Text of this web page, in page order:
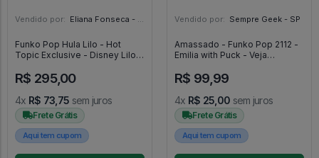
Vendido por: Eliana Fonseca - SP
Funko Pop Hula Lilo - Hot
Topic Exclusive - Disney Lilo &
#521
R$ 295,00
4x R$ 73,75 sem juros
Frete Grátis
Aqui tem cupom
Vendido por: Sempre Geek - SP
Amassado - Funko Pop 2112 -
Emilia with Puck - Veja
R$ 99,99
4x R$ 25,00 sem juros
Frete Grátis
Aqui tem cupom